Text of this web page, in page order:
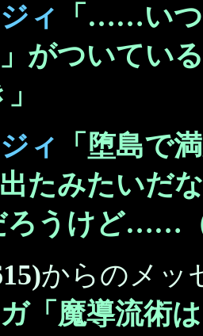
ィ
「……い
」がついて
ィ
「堕島で
たみたいだ
ろうけど……
からのメッ
「魔導流術